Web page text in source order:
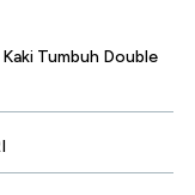
Tumbuh Double